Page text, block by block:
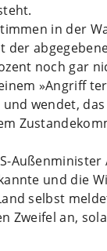
in der
der
noch gar
»Angriff
wendet,
und die
selbst
Zweifel an,